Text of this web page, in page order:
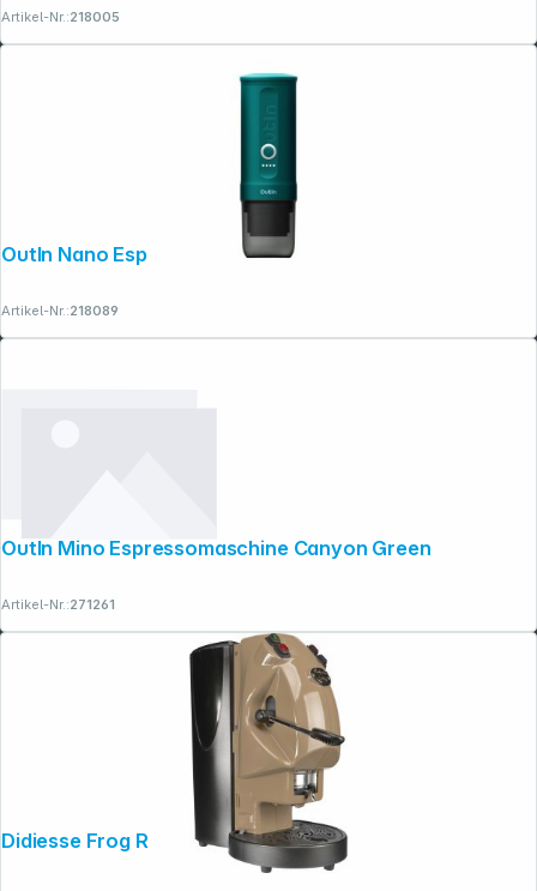
Artikel-Nr.:218005
Artikel-Nr.:218089
OutIn Mino Espressomaschine Canyon Green
Artikel-Nr.:271261
Didiesse Frog Revolution Base nocciola